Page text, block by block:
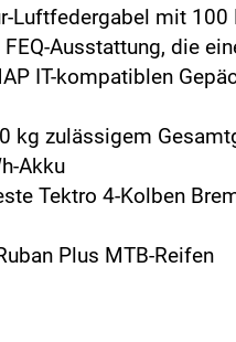
Luftfedergabel mit
Ausstattung, die
IT-kompatiblen
kg zulässigem
Akku
Tektro 4-Kolben
Plus MTB-Reifen